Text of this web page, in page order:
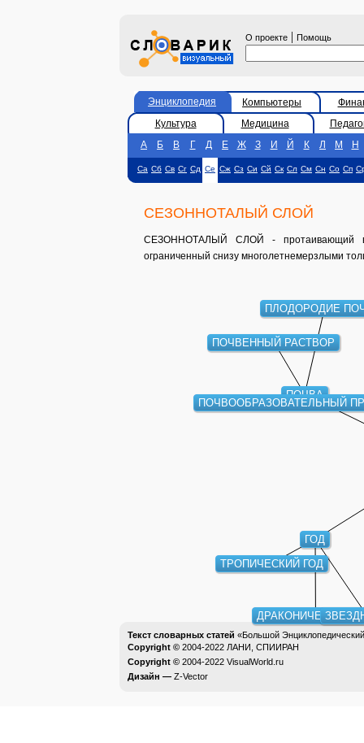
О проекте | Помощь
Энциклопедия Компьютеры
Культура
Медицина
А
Б В Г Д Е Ж З И Й К Л М Н
Са Сб Св Сг Сд Се Сж Сз Си Сй Ск Сл См Сн Со Сп
СЕЗОННОТАЛЫЙ СЛОЙ
СЕЗОННОТАЛЫЙ СЛОЙ - протаивающий
ограниченный снизу многолетнемерзлыми
ПОЧВА
ГОД
ПОЧВЕННЫЙ РАСТВОР
ПОЧВООБРАЗОВАТЕЛЬНЫЙ
ПЛОДОРОДИЕ
ДРАКОНИЧЕСКИЙ
ТРОПИЧЕСКИЙ ГОД
Текст словарных статей «Большой
Copyright © 2004-2022 ЛАНИ, СПИИРАН
Copyright © 2004-2022 VisualWorld.ru
Дизайн — Z-Vector